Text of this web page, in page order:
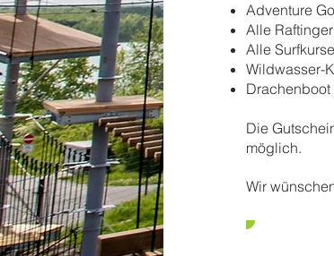
Adventure
Alle
Alle
Wildwasser-
Die
möglich.
Wir